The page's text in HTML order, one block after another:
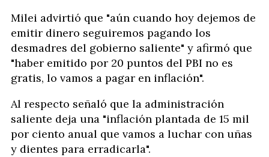
Milei advirtió que "aún cuando hoy dejemos de
emitir dinero seguiremos pagando los
desmadres del gobierno saliente" y afirmó que
"haber emitido por 20 puntos del PBI no es
gratis, lo vamos a pagar en inflación".
Al respecto señaló que la administración
saliente deja una "inflación plantada de 15 mil
por ciento anual que vamos a luchar con uñas
y dientes para erradicarla".